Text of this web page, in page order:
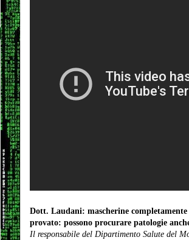
Dott. Laudani: mascherine
provato: possono procurare patologie
Il responsabile del Dipartimento Salute del